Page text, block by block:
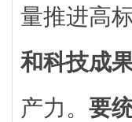
量推进高
和科技成
产力。 要